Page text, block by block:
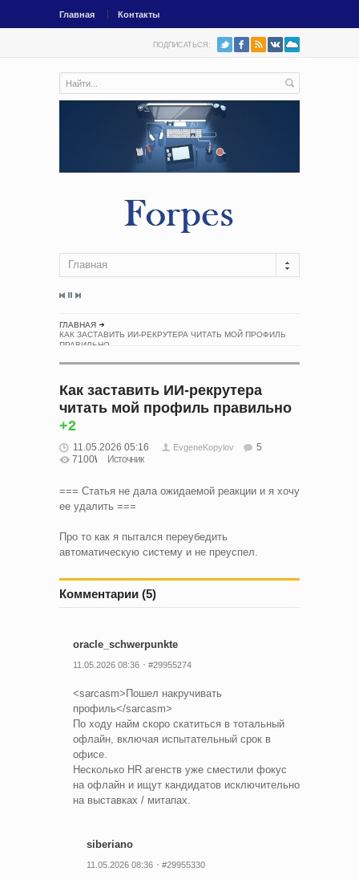
Главная Контакты
ПОДПИСАТЬСЯ:
Главная
ГЛАВНАЯ
КАК ЗАСТАВИТЬ ИИ-РЕКРУТЕРА ЧИТАТЬ МОЙ ПРОФИЛЬ
ПРАВИЛЬНО
Как заставить ИИ-рекрутера
читать мой профиль правильно
+2
11.05.2026 05:16 EvgeneKopylov
5
7100
Источник
=== Статья не дала ожидаемой реакции и я хочу
ее удалить ===
Про то как я пытался переубедить
автоматическую систему и не преуспел.
Комментарии (5)
oracle_schwerpunkte
11.05.2026 08:36 #29955274
<sarcasm>Пошел накручивать
профиль</sarcasm>
По ходу найм скоро скатиться в тотальный
офлайн, включая испытательный срок в
офисе.
Несколько HR агенств уже сместили фокус
на офлайн и ищут кандидатов исключительно
на выставках / митапах.
siberiano
11.05.2026 08:36 #29955330